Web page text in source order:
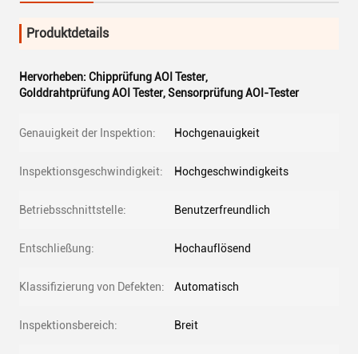
Produktdetails
Hervorheben: Chipprüfung AOI Tester,
Golddrahtprüfung AOI Tester,Sensorprüfung AOI-Tester
Genauigkeit der Inspektion: Hochgenauigkeit
Inspektionsgeschwindigkeit: Hochgeschwindigkeits
Betriebsschnittstelle: Benutzerfreundlich
Entschließung: Hochauflösend
Klassifizierung von Defekten: Automatisch
Inspektionsbereich: Breit